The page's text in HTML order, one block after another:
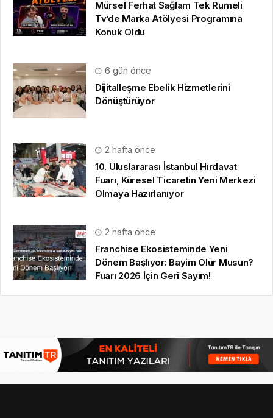
Mürsel Ferhat Sağlam Tek Rumeli
Tv’de Marka Atölyesi Programına
Konuk Oldu
6 gün önce
Dijitalleşme Ebelik Hizmetlerini
Dönüştürüyor
2 hafta önce
10. Uluslararası İstanbul Hırdavat
Fuarı, Küresel Ticaretin Yeni Merkezi
Olmaya Hazırlanıyor
2 hafta önce
Franchise Ekosisteminde Yeni
Dönem Başlıyor: Bayim Olur Musun?
Fuarı 2026 İçin Geri Sayım!